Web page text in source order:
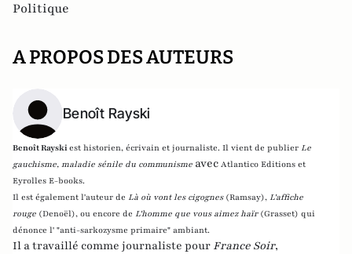
Politique
A PROPOS DES AUTEURS
Benoît Rayski
Benoît Rayskiest historien, écrivain et journaliste. Il vient de publier Le
gauchisme, maladie sénile du communisme avec Atlantico Editions et
Eyrolles E-books.
Il est également l'auteur de Là où vont les cigognes (Ramsay), L'affiche
rouge (Denoël), ou encore de L'homme que vous aimez haïr (Grasset) qui
dénonce l' "anti-sarkozysme primaire" ambiant.
Il a travaillé comme journaliste pour France Soir,